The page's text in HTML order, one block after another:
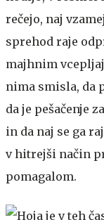
rečejo, naj
sprehod raje
majhnim
nima smisla, da
da je pešačenje
in da naj se ga
v hitrejši način
pomagalom.